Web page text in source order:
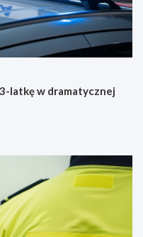
latkę w dramatycznej